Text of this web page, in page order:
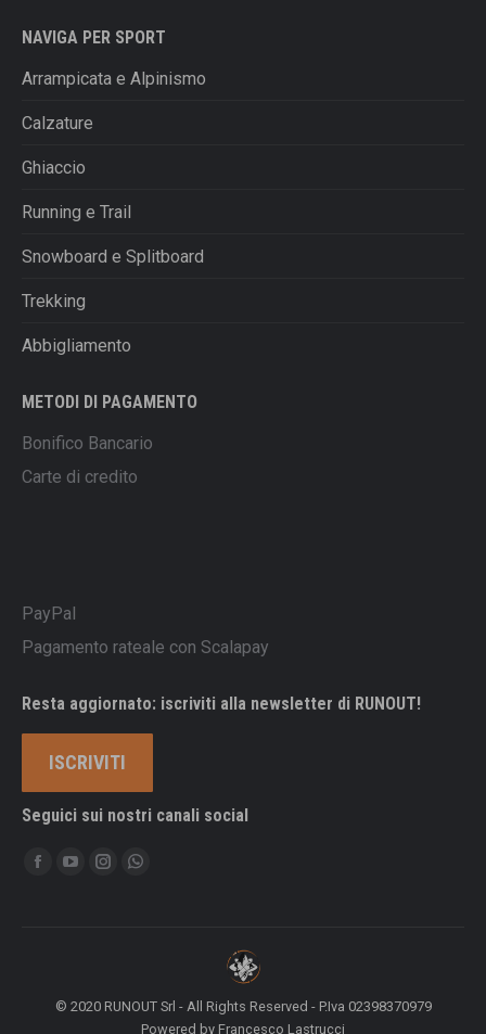
NAVIGA PER SPORT
Arrampicata e Alpinismo
Calzature
Ghiaccio
Running e Trail
Snowboard e Splitboard
Trekking
Abbigliamento
METODI DI PAGAMENTO
Bonifico Bancario
Carte di credito
PayPal
Pagamento rateale con Scalapay
Resta aggiornato: iscriviti alla newsletter di RUNOUT!
ISCRIVITI
Seguici sui nostri canali social
Ci puoi trovare su:
Facebook
window
YouTube
window
Instagram
window
Whatsapp
window
© 2020 RUNOUT Srl - All Rights Reserved - P.Iva 02398370979
Powered by Francesco Lastrucci